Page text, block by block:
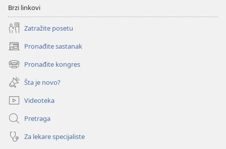
Brzi linkovi
Zatražite posetu
Pronađite sastanak
(otvara
novi
prozor)
Pronađite kongres
(otvara
novi
prozor)
Šta je novo?
Videoteka
Pretraga
Za lekare specijaliste